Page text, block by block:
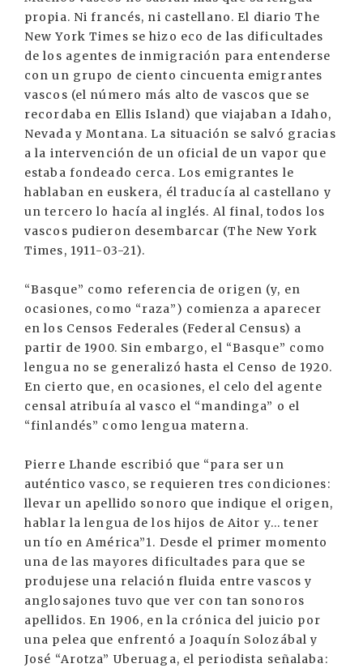
propia. Ni francés, ni castellano. El diario The
New York Times se hizo eco de las dificultades
de los agentes de inmigración para entenderse
con un grupo de ciento cincuenta emigrantes
vascos (el número más alto de vascos que se
recordaba en Ellis Island) que viajaban a Idaho,
Nevada y Montana. La situación se salvó gracias
a la intervención de un oficial de un vapor que
estaba fondeado cerca. Los emigrantes le
hablaban en euskera, él traducía al castellano y
un tercero lo hacía al inglés. Al final, todos los
vascos pudieron desembarcar (The New York
Times, 1911-03-21).
“Basque” como referencia de origen (y, en
ocasiones, como “raza”) comienza a aparecer
en los Censos Federales (Federal Census) a
partir de 1900. Sin embargo, el “Basque” como
lengua no se generalizó hasta el Censo de 1920.
En cierto que, en ocasiones, el celo del agente
censal atribuía al vasco el “mandinga” o el
“finlandés” como lengua materna.
Pierre Lhande escribió que “para ser un
auténtico vasco, se requieren tres condiciones:
llevar un apellido sonoro que indique el origen,
hablar la lengua de los hijos de Aitor y... tener
un tío en América”1. Desde el primer momento
una de las mayores dificultades para que se
produjese una relación fluida entre vascos y
anglosajones tuvo que ver con tan sonoros
apellidos. En 1906, en la crónica del juicio por
una pelea que enfrentó a Joaquín Solozábal y
José “Arotza” Uberuaga, el periodista señalaba: